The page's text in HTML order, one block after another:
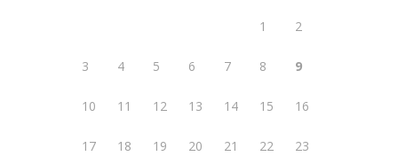
1 2
3 4 5 6 7 8 9
10 11 12 13 14 15 16
17 18 19 20 21 22 23